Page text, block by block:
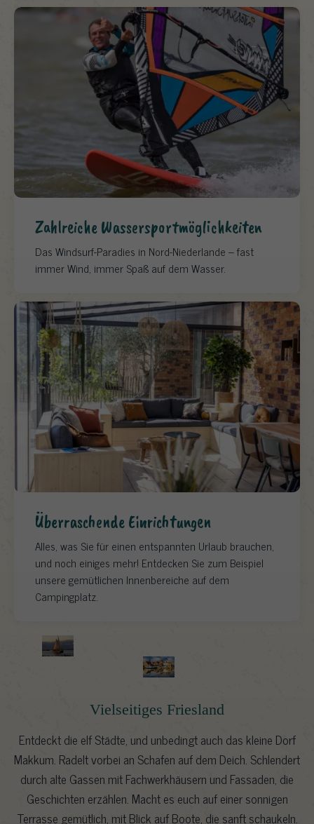
Zahlreiche Wassersportmöglichkeiten
Das Windsurf-Paradies in Nord-Niederlande – fast
immer Wind, immer Spaß auf dem Wasser.
Überraschende Einrichtungen
Alles, was Sie für einen entspannten Urlaub brauchen,
und noch einiges mehr! Entdecken Sie zum Beispiel
unsere gemütlichen Innenbereiche auf dem
Campingplatz.
Vielseitiges Friesland
Entdeckt die elf Städte, und unbedingt auch das kleine Dorf
Makkum. Radelt vorbei an Schafen auf dem Deich. Schlendert
durch alte Gassen mit Fachwerkhäusern und Fassaden, die
Geschichten erzählen. Macht es euch auf einer sonnigen
Terrasse gemütlich, mit Blick auf Boote, die sanft schaukeln.